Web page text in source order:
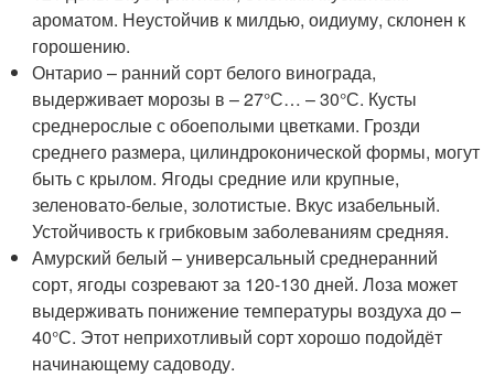
ароматом. Неустойчив к милдью, оидиуму, склонен к
горошению.
Онтарио – ранний сорт белого винограда,
выдерживает морозы в – 27°С… – 30°С. Кусты
среднерослые с обоеполыми цветками. Грозди
среднего размера, цилиндроконической формы, могут
быть с крылом. Ягоды средние или крупные,
зеленовато-белые, золотистые. Вкус изабельный.
Устойчивость к грибковым заболеваниям средняя.
Амурский белый – универсальный среднеранний
сорт, ягоды созревают за 120-130 дней. Лоза может
выдерживать понижение температуры воздуха до –
40°С. Этот неприхотливый сорт хорошо подойдёт
начинающему садоводу.